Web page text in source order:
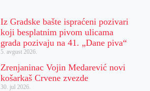
Iz Gradske bašte ispraćeni pozivari
koji besplatnim pivom ulicama
grada pozivaju na 41. „Dane piva“
5. avgust 2026.
Zrenjaninac Vojin Medarević novi
košarkaš Crvene zvezde
30. jul 2026.